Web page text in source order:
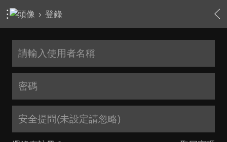
› 登錄
安全提問(未設定請忽略)